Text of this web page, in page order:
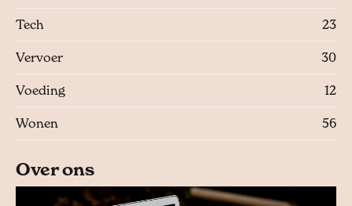
Tech 23
Vervoer 30
Voeding 12
Wonen 56
Over ons